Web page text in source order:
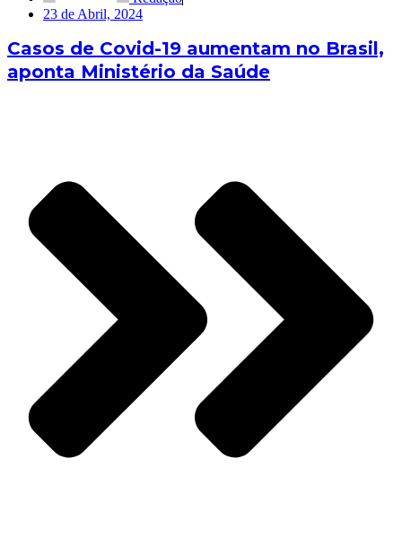
23 de Abril, 2024
Casos de Covid-19 aumentam no Brasil,
aponta Ministério da Saúde